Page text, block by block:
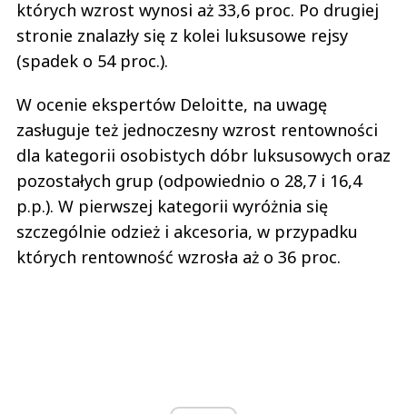
których wzrost wynosi aż 33,6 proc. Po drugiej
stronie znalazły się z kolei luksusowe rejsy
(spadek o 54 proc.).
W ocenie ekspertów Deloitte, na uwagę
zasługuje też jednoczesny wzrost rentowności
dla kategorii osobistych dóbr luksusowych oraz
pozostałych grup (odpowiednio o 28,7 i 16,4
p.p.). W pierwszej kategorii wyróżnia się
szczególnie odzież i akcesoria, w przypadku
których rentowność wzrosła aż o 36 proc.